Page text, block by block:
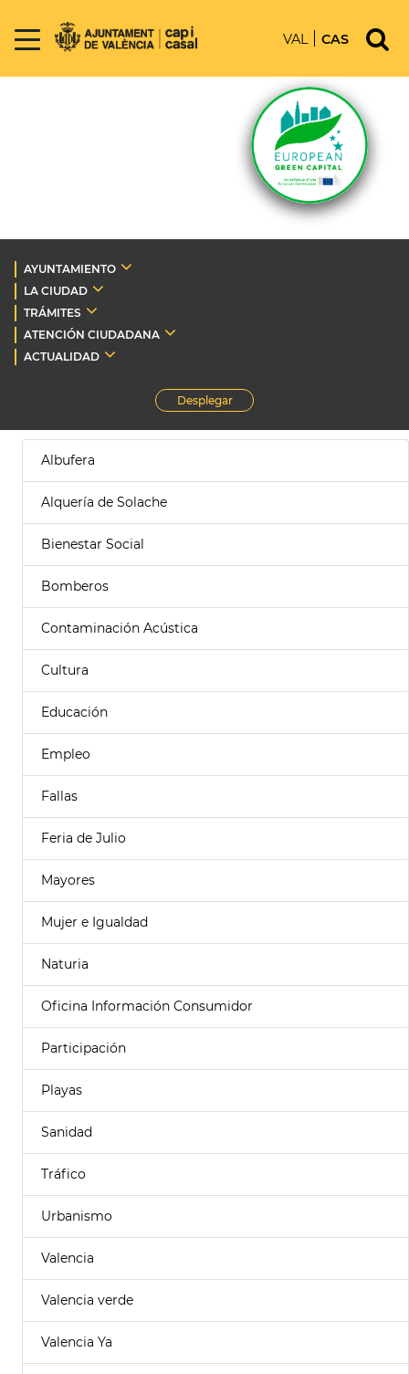
VAL CAS
AYUNTAMIENTO
LA CIUDAD
TRÁMITES
ATENCIÓN CIUDADANA
ACTUALIDAD
Desplegar
Albufera
Alquería de Solache
Bienestar Social
Bomberos
Contaminación Acústica
Cultura
Educación
Empleo
Fallas
Feria de Julio
Mayores
Mujer e Igualdad
Naturia
Oficina Información Consumidor
Participación
Playas
Sanidad
Tráfico
Urbanismo
Valencia
Valencia verde
Valencia Ya